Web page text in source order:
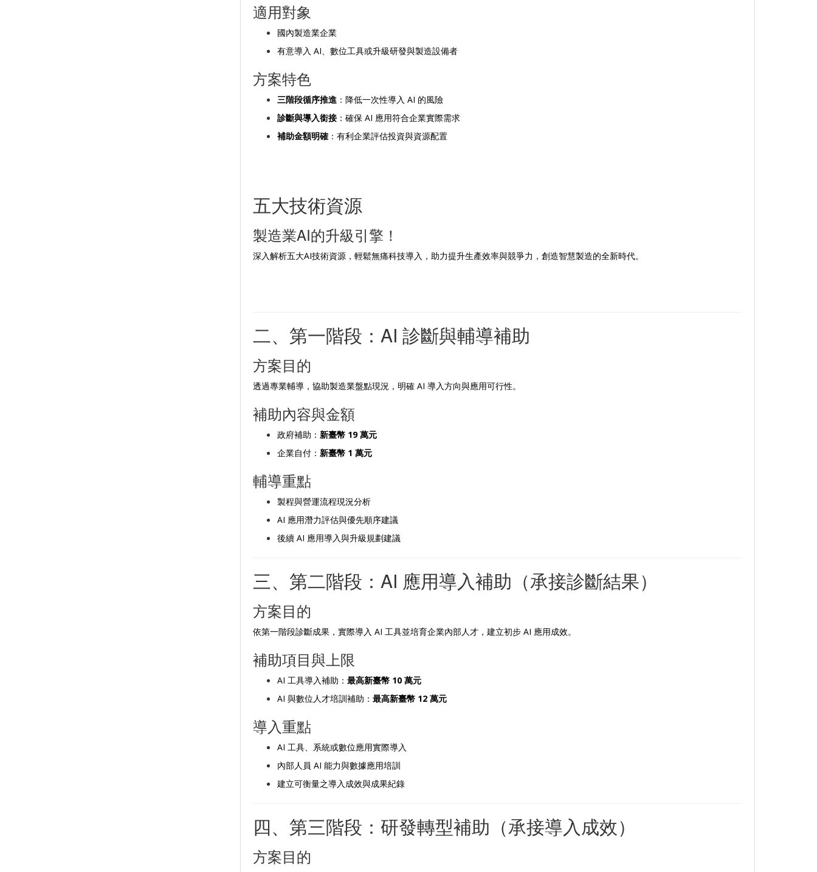
適用對象
國內製造業企業
有意導入 AI、數位工具或升級研發與製造設備者
方案特色
三階段循序推進：降低一次性導入 AI 的風險
診斷與導入銜接：確保 AI 應用符合企業實際需求
補助金額明確：有利企業評估投資與資源配置
五大技術資源
製造業AI的升級引擎！
深入解析五大AI技術資源，輕鬆無痛科技導入，助力提升生產效率與競爭力，創造智慧製造的全新時代。
二、第一階段：AI 診斷與輔導補助
方案目的
透過專業輔導，協助製造業盤點現況，明確 AI 導入方向與應用可行性。
補助內容與金額
政府補助： 新臺幣 19 萬元
企業自付： 新臺幣 1 萬元
輔導重點
製程與營運流程現況分析
AI 應用潛力評估與優先順序建議
後續 AI 應用導入與升級規劃建議
三、第二階段：AI 應用導入補助（承接診斷結果）
方案目的
依第一階段診斷成果，實際導入 AI 工具並培育企業內部人才，建立初步 AI 應用成效。
補助項目與上限
AI 工具導入補助： 最高新臺幣 10 萬元
AI 與數位人才培訓補助： 最高新臺幣 12 萬元
導入重點
AI 工具、系統或數位應用實際導入
內部人員 AI 能力與數據應用培訓
建立可衡量之導入成效與成果紀錄
四、第三階段：研發轉型補助（承接導入成效）
方案目的